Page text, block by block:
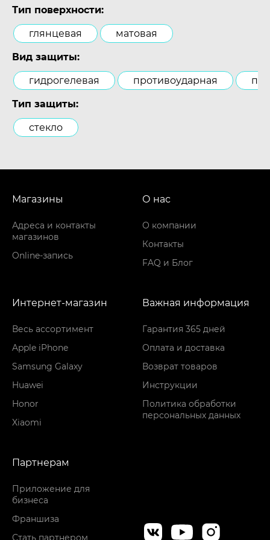
Тип поверхности:
глянцевая матовая
Вид защиты:
гидрогелевая противоударная
Тип защиты:
стекло
Магазины
Адреса и контакты
магазинов
Online-запись
О нас
О компании
Контакты
FAQ и Блог
Интернет-магазин
Весь ассортимент
Apple iPhone
Samsung Galaxy
Huawei
Honor
Xiaomi
Важная информация
Гарантия 365 дней
Оплата и доставка
Возврат товаров
Инструкции
Политика обработки
персональных данных
Партнерам
Приложение для
бизнеса
Франшиза
Стать партнером